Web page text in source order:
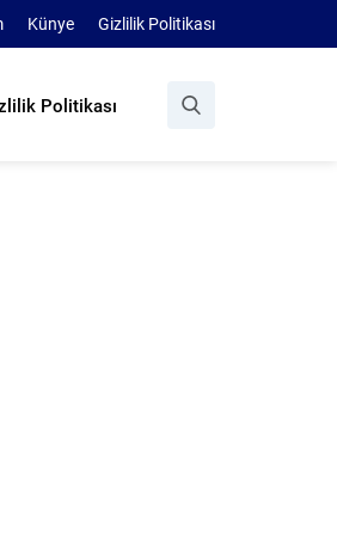
Künye Gizlilik Politikası
Politikası